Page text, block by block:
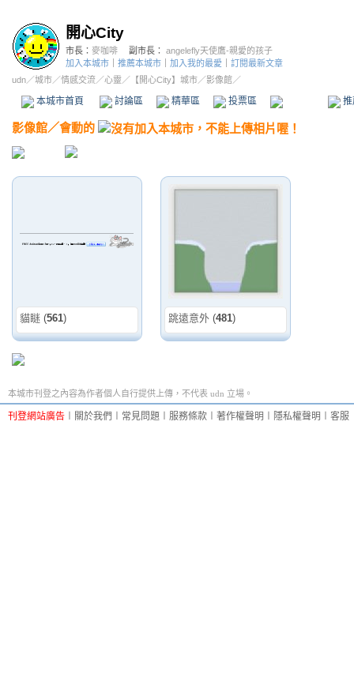
開心City
市長： 麥咖啡 副市長： angelefly天使鷹-親愛的孩子
加入本城市
推薦本城市 加入我的最愛
訂閱最新文章
udn／城市／情感交流／心靈 ／ 【開心City】城市／影像館／
本城市首頁 討論區 精華區 投票區 影像館
影像館／會動的
貓瞇 (561) 跳遠意外 (481)
本城市刊登之內容為作者個人自行提供上傳，不代表 udn 立場。
刊登網站廣告 關於我們 常見問題 服務條款 著作權聲明 隱私權聲明 客服